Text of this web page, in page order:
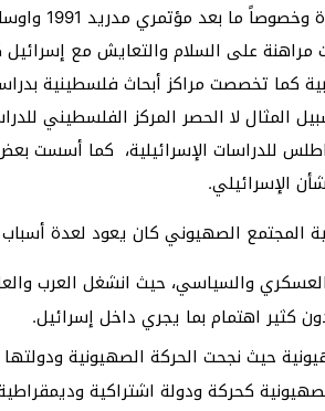
مراهنة على السلام والتعايش مع
كما تخصصت مراكز أبحاث فلسطينية
المثال لا الحصر المركز الفلسطيني
للدراسات الإسرائيلية، كما أسست
الإسرائيلي.
المجتمع الصهيوني كان يعود لعدة
والسياسي، حيث انشغل العرب
كثير اهتمام بما يجري داخل إسرائيل.
حيث نجحت الحركة الصهيونية
كحركة ودولة اشتراكية